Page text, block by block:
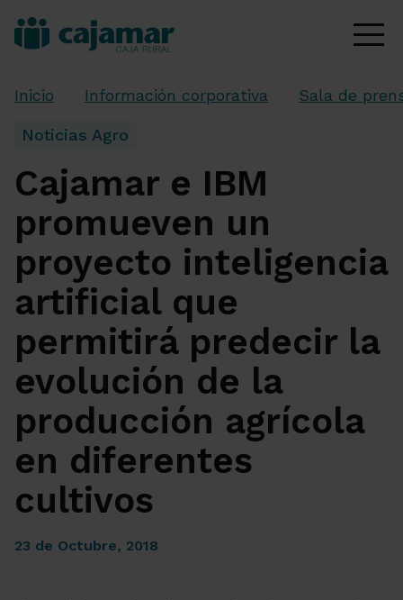
Inicio Información corporativa Sala de
Noticias Agro
Cajamar e IBM
promueven un
proyecto inteligencia
artificial que
permitirá predecir la
evolución de la
producción agrícola
en diferentes
cultivos
23 de Octubre, 2018